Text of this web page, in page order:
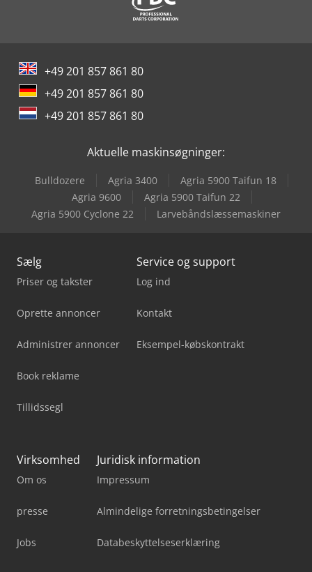
Manitou Mla-T 516-75 H
Mercedes-Benz V
+49 201 857 861 80
+49 201 857 861 80
+49 201 857 861 80
Aktuelle maskinsøgninger:
Bulldozere Agria 3400
Agria 5900 Taifun 18
Agria 9600
Agria 5900 Taifun 22
Agria 5900 Cyclone 22
Larvebåndslæssemaskiner
Sælg
Priser og takster
Oprette annoncer
Administrer annoncer
Book reklame
Tillidssegl
Service og support
Log ind
Kontakt
Eksempel-købskontrakt
Virksomhed
Om os
presse
Jobs
Juridisk information
Impressum
Almindelige forretningsbetingelser
Databeskyttelseserklæring